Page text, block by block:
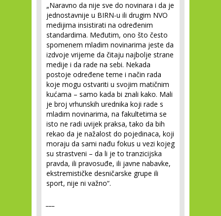
„Naravno da nije sve do novinara i da je
jednostavnije u BIRN-u ili drugim NVO
medijima insistirati na određenim
standardima. Međutim, ono što često
spomenem mladim novinarima jeste da
izdvoje vrijeme da čitaju najbolje strane
medije i da rade na sebi. Nekada
postoje određene teme i način rada
koje mogu ostvariti u svojim matičnim
kućama – samo kada bi znali kako. Mali
je broj vrhunskih urednika koji rade s
mladim novinarima, na fakultetima se
isto ne radi uvijek praksa, tako da bih
rekao da je nažalost do pojedinaca, koji
moraju da sami nađu fokus u vezi kojeg
su strastveni – da li je to tranzicijska
pravda, ili pravosuđe, ili javne nabavke,
ekstremističke desničarske grupe ili
sport, nije ni važno“.